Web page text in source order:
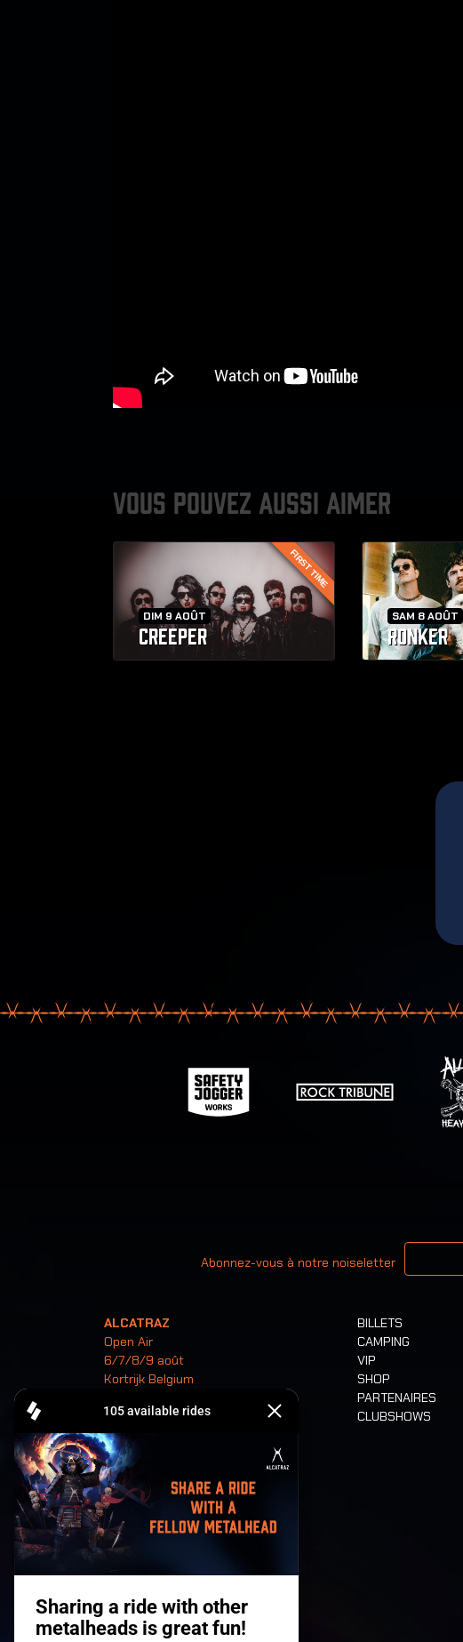
VOUS POUVEZ AUSSI AIMER
FIRST TIME
DIM 9 AOÛT
CREEPER
SAM 8 AOÛT
RONKER
Abonnez-vous à notre noiseletter
Votre adresse email
ALCATRAZ
Open Air
6/7/8/9 août
Kortrijk Belgium
Billets
BILLETS
CAMPING
VIP
SHOP
PARTENAIRES
CLUBSHOWS